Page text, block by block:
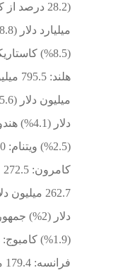
فرانسه: 179.4 میلیون...